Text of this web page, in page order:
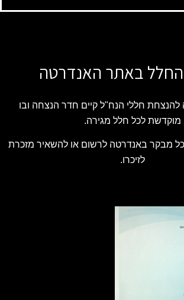
החלל באתר האנדרטה
חללי הנח"ל קיים חדר הנצחה ובו
מוקדשת לכל חלל מגירה.
כל מבקר באנדרטה לרשום או להשאיר מזכרת
לזיכרו.